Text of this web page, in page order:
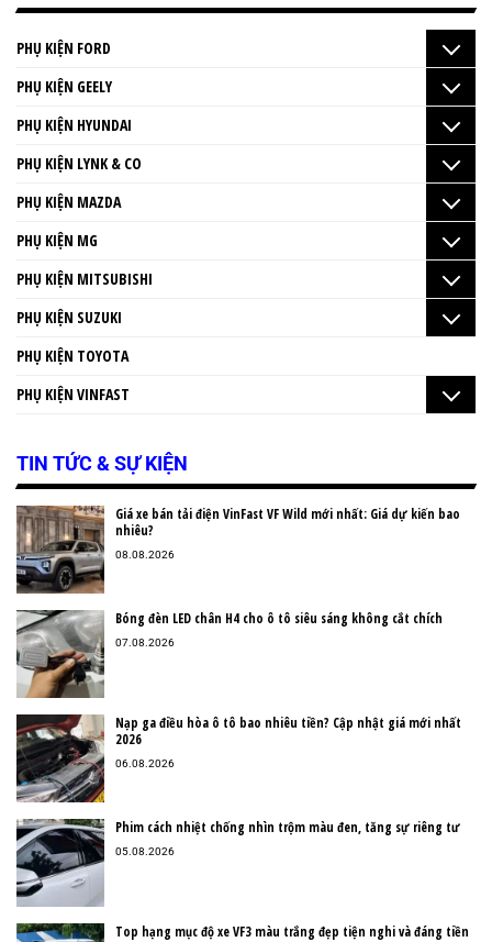
PHỤ KIỆN FORD
PHỤ KIỆN GEELY
PHỤ KIỆN HYUNDAI
PHỤ KIỆN LYNK & CO
PHỤ KIỆN MAZDA
PHỤ KIỆN MG
PHỤ KIỆN MITSUBISHI
PHỤ KIỆN SUZUKI
PHỤ KIỆN TOYOTA
PHỤ KIỆN VINFAST
TIN TỨC & SỰ KIỆN
Giá xe bán tải điện VinFast VF Wild mới nhất: Giá dự kiến bao
nhiêu?
08.08.2026
Bóng đèn LED chân H4 cho ô tô siêu sáng không cắt chích
07.08.2026
Nạp ga điều hòa ô tô bao nhiêu tiền? Cập nhật giá mới nhất
2026
06.08.2026
Phim cách nhiệt chống nhìn trộm màu đen, tăng sự riêng tư
05.08.2026
Top hạng mục độ xe VF3 màu trắng đẹp tiện nghi và đáng tiền